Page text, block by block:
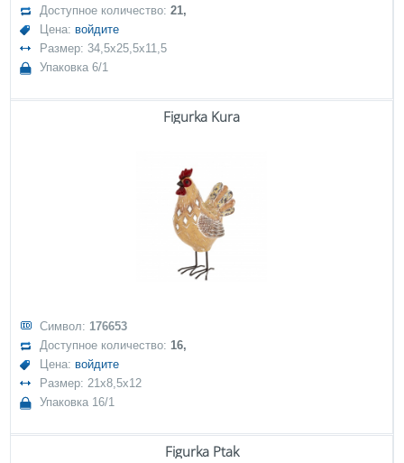
Доступное количество:21,
Цена: войдите
Размер: 34,5x25,5x11,5
Упаковка 6/1
Figurka Kura
Символ: 176653
Доступное количество:16,
Цена: войдите
Размер: 21x8,5x12
Упаковка 16/1
Figurka Ptak